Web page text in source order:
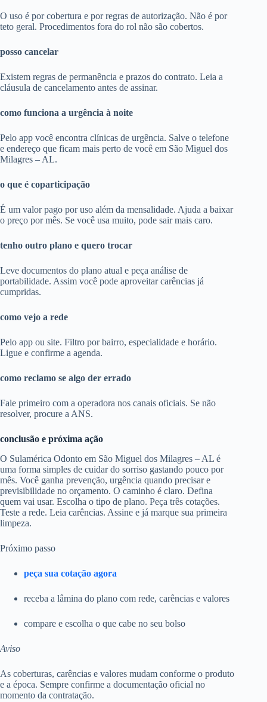
O uso é por cobertura e por regras de autorização. Não é por
teto geral. Procedimentos fora do rol não são cobertos.
posso cancelar
Existem regras de permanência e prazos do contrato. Leia a
cláusula de cancelamento antes de assinar.
como funciona a urgência à noite
Pelo app você encontra clínicas de urgência. Salve o telefone
e endereço que ficam mais perto de você em São Miguel dos
Milagres – AL.
o que é coparticipação
É um valor pago por uso além da mensalidade. Ajuda a baixar
o preço por mês. Se você usa muito, pode sair mais caro.
tenho outro plano e quero trocar
Leve documentos do plano atual e peça análise de
portabilidade. Assim você pode aproveitar carências já
cumpridas.
como vejo a rede
Pelo app ou site. Filtro por bairro, especialidade e horário.
Ligue e confirme a agenda.
como reclamo se algo der errado
Fale primeiro com a operadora nos canais oficiais. Se não
resolver, procure a ANS.
conclusão e próxima ação
O Sulamérica Odonto em São Miguel dos Milagres – AL é
uma forma simples de cuidar do sorriso gastando pouco por
mês. Você ganha prevenção, urgência quando precisar e
previsibilidade no orçamento. O caminho é claro. Defina
quem vai usar. Escolha o tipo de plano. Peça três cotações.
Teste a rede. Leia carências. Assine e já marque sua primeira
limpeza.
Próximo passo
peça sua cotação agora
receba a lâmina do plano com rede, carências e valores
compare e escolha o que cabe no seu bolso
Aviso
As coberturas, carências e valores mudam conforme o produto
e a época. Sempre confirme a documentação oficial no
momento da contratação.